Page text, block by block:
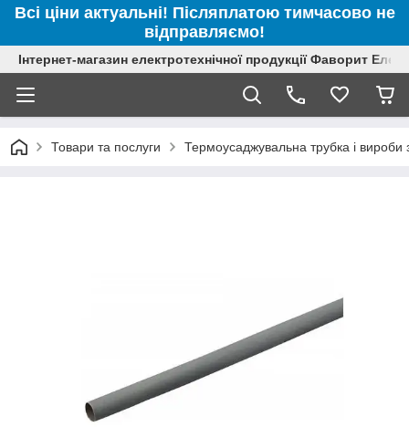
Всі ціни актуальні! Післяплатою тимчасово не
відправляємо!
Інтернет-магазин електротехнічної продукції Фаворит
Товари та послуги Термоусаджувальна трубка і вироби